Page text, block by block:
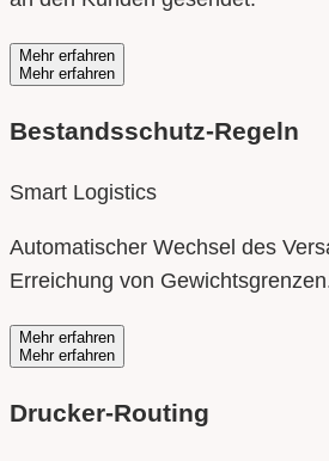
Mehr erfahren
Mehr erfahren
Bestandsschutz-Regeln
Smart Logistics
Automatischer Wechsel des
Erreichung von
Mehr erfahren
Mehr erfahren
Drucker-Routing